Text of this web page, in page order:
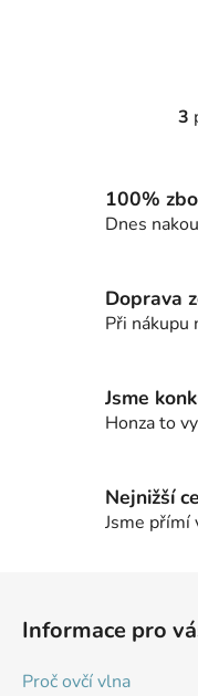
3
100%
Dnes
Doprava
Při nákupu
Jsme
Honza to
Nejnižší
Jsme přímí
Informace pro
Proč ovčí vlna